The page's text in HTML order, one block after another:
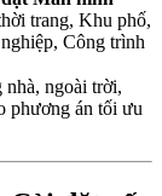
trang, Khu phố,
Công trình
nhà, ngoài trời,
phương án tối ưu